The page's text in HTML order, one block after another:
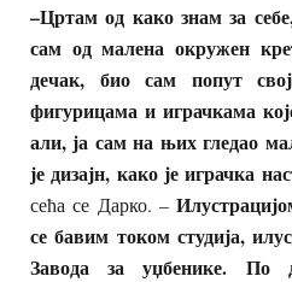
–Цртам од како знам за себе
сам од малена окружен
дечак, био сам попут
фигурицама и играчкама
али, ја сам на њих гледао
је дизајн, како је играчка
сећа се Дарко. –И
се бавим током студија,
Завода за уџбенике. По